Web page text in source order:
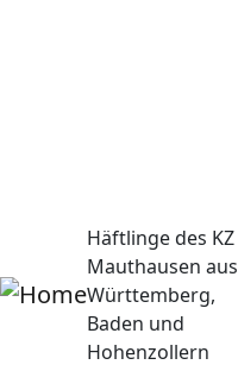
Häftlinge des KZ
Mauthausen aus
Württemberg,
Baden und
Hohenzollern